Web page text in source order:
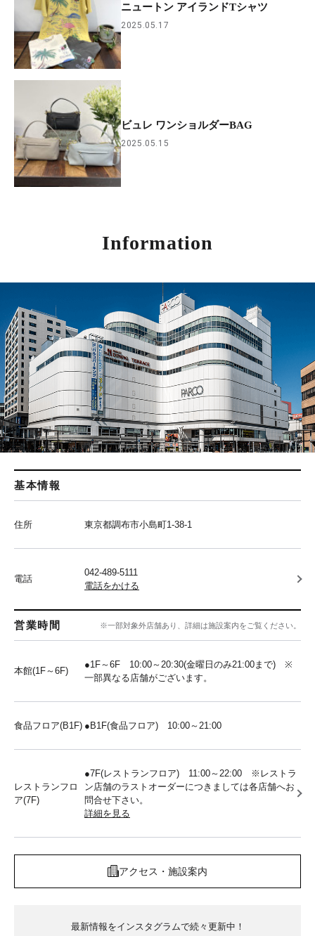
ニュートン アイランドTシャツ
2025.05.17
ビュレ ワンショルダーBAG
2025.05.15
Information
基本情報
住所 東京都調布市小島町1-38-1
電話
042-489-5111
電話をかける
営業時間 ※一部対象外店舗あり、詳細は施設案内をご覧ください。
本館(1F～6F)
●1F～6F 10:00～20:30(金曜日のみ21:00まで) ※
一部異なる店舗がございます。
食品フロア(B1F) ●B1F(食品フロア) 10:00～21:00
レストランフロ
ア(7F)
●7F(レストランフロア) 11:00～22:00 ※レストラ
ン店舗のラストオーダーにつきましては各店舗へお
問合せ下さい。
詳細を見る
アクセス・施設案内
最新情報をインスタグラムで続々更新中！